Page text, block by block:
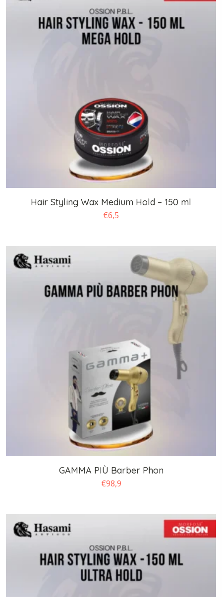
Hair Styling Wax Medium Hold – 150 ml
€6,5
GAMMA PIÙ Barber Phon
€98,9